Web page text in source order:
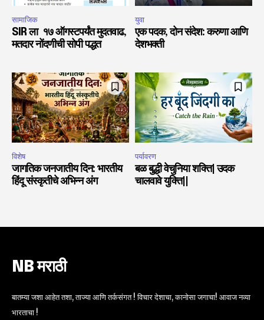
सामाजिक
SIR ला १७ ऑगस्टपर्यंत मुदतवाढ,
मतदार नोंदणीची सोपी पद्धत
युवा
एक पदक, दोन संदेश: करुणा आणि
देशभक्ती
विशेष
जागतिक जनजातीय दिन: भारतीय
हिंदू संस्कृतीचे अभिन्न अंग
पर्यावरण
बळ बुद्धी वेचुनिया शक्ति| उदक
चालवावे युक्ति||
NB मराठी
बातम्या जशा आहेत तशा, ताज्या आणि तर्कसंगत ! विचार देशाचा, कानोसा जगाचा! आवाज नव्या
भारताचा !